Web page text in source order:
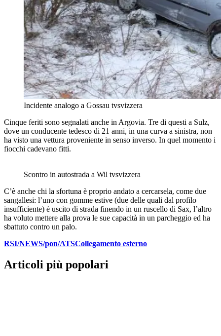
Incidente analogo a Gossau tvsvizzera
Cinque feriti sono segnalati anche in Argovia. Tre di questi a Sulz,
dove un conducente tedesco di 21 anni, in una curva a sinistra, non
ha visto una vettura proveniente in senso inverso. In quel momento i
fiocchi cadevano fitti.
Scontro in autostrada a Wil tvsvizzera
C’è anche chi la sfortuna è proprio andato a cercarsela, come due
sangallesi: l’uno con gomme estive (due delle quali dal profilo
insufficiente) è uscito di strada finendo in un ruscello di Sax, l’altro
ha voluto mettere alla prova le sue capacità in un parcheggio ed ha
sbattuto contro un palo.
RSI/NEWS/pon/ATSCollegamento esterno
Articoli più popolari